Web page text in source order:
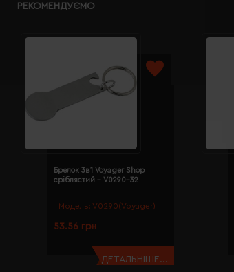
РЕКОМЕНДУЄМО
Модель: V0290(Voyager)
Брелок 3в1 Voyager Shop
сріблястий - V0290-32
53.56 грн
ДЕТАЛЬНІШЕ...